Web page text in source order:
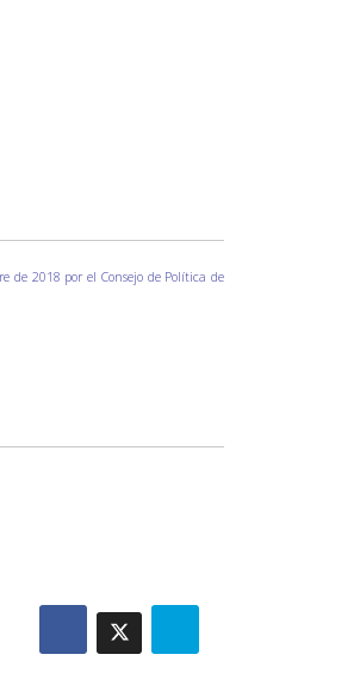
de 2018 por el Consejo de Política de